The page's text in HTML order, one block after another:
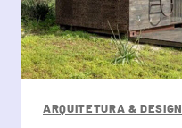
ARQUITETURA & DESIGN